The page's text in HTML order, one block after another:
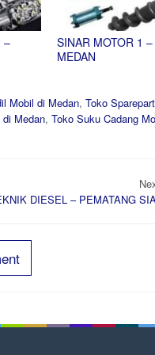
–
SINAR MOTOR 1 –
MEDAN
Mobil di Medan, Toko Sparepart
Medan, Toko Suku Cadang
DIESEL – PEMATANG